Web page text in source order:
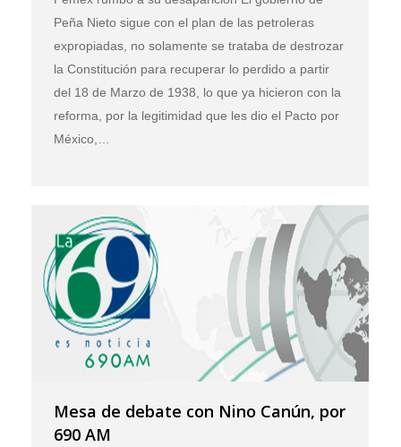
Peña Nieto sigue con el plan de las petroleras
expropiadas, no solamente se trataba de destrozar
la Constitución para recuperar lo perdido a partir
del 18 de Marzo de 1938, lo que ya hicieron con la
reforma, por la legitimidad que les dio el Pacto por
México,…
Mesa de debate con Nino Canún, por
690 AM